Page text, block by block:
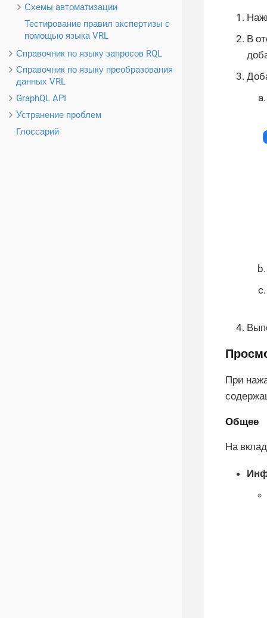
Схемы автоматизации
Тестирование правил экспертизы с
помощью языка VRL
Справочник по языку запросов RQL
Справочник по языку преобразования
данных VRL
GraphQL API
Устранение проблем
Глоссарий
В
При
Общее
На